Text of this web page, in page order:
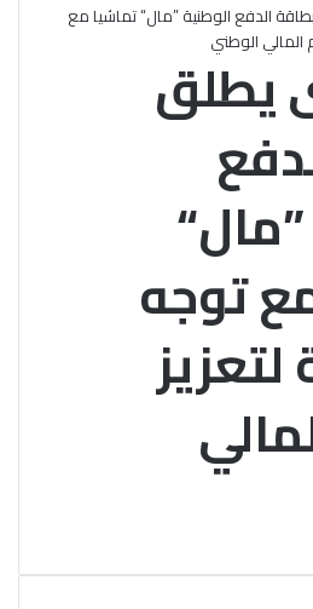
الدفع الوطنية ”مال“ تماشيا مع
المالي الوطني
يطلق
توجه